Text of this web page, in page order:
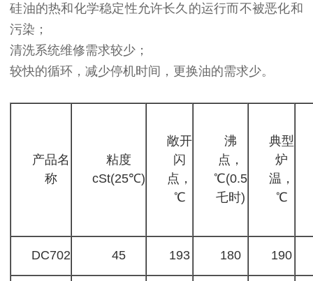
硅油的热和化学稳定性允许长久的运行而不被恶化和
污染；
清洗系统维修需求较少；
较快的循环，减少停机时间，更换油的需求少。
产品名
称
粘度
cSt(25℃)
敞开
闪
点，
℃
沸
点，
℃(0.5
乇时)
典型
炉
温，
℃
DC702 45 193 180 190